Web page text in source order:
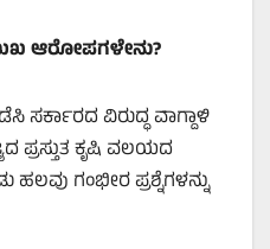
ಆರೋಪಗಳೇನು?
ಸರ್ಕಾರದ ವಿರುದ್ಧ ವಾಗ್ದಾಳಿ
ಕೃಷಿ ವಲಯದ
ಹಲವು ಗಂಭೀರ ಪ್ರಶ್ನೆಗಳನ್ನು